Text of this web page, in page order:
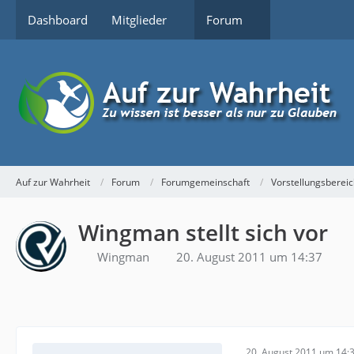
Dashboard Mitglieder Forum
Auf zur Wahrheit Forum Forumgemeinschaft
Wingman stellt sich vor
Wingman 20. August 2011 um 14:37